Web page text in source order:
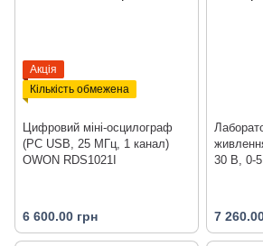
Акція
Кількість обмежена
Цифровий міні-осцилограф
(PC USB, 25 МГц, 1 канал)
OWON RDS1021I
6 600.00 грн
30 В, 0-
7